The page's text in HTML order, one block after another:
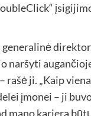
generalinė
naršyti
ji. „Kaip
įmonei – ji
mano karjera